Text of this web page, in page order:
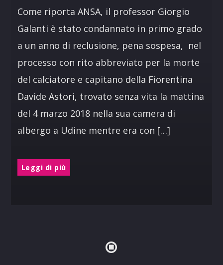
Come riporta ANSA, il professor Giorgio
Galanti è stato condannato in primo grado
a un anno di reclusione, pena sospesa, nel
processo con rito abbreviato per la morte
del calciatore e capitano della Fiorentina
Davide Astori, trovato senza vita la mattina
del 4 marzo 2018 nella sua camera di
albergo a Udine mentre era con […]
Leggi di più